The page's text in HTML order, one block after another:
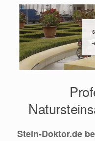
Stein-Doktor.de